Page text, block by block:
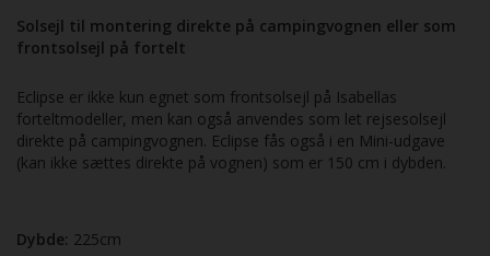
Solsejl til montering direkte på campingvognen eller som
frontsolsejl på fortelt
Eclipse er ikke kun egnet som frontsolsejl på Isabellas
forteltmodeller, men kan også anvendes som let rejsesolsejl
direkte på camping­vognen. Eclipse fås også i en Mini-udgave
(kan ikke sættes direkte på vognen) som er 150 cm i dybden.
Dybde: 225cm